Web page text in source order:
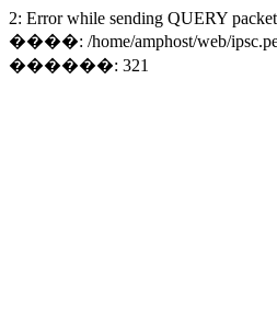
2: Error while sending QUERY
����: /home/amphost/web/
������: 321